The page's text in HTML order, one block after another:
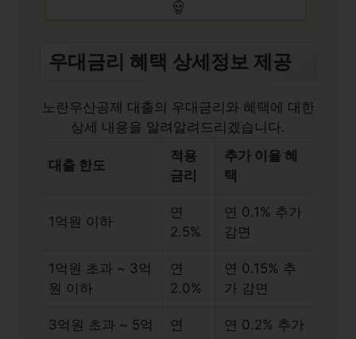
우대금리 혜택 상세정보 제공
노란우산공제 대출의 우대금리와 혜택에 대한
상세 내용을 알려알려드리겠습니다.
대출 한도
적용
금리
추가 이율 혜
택
1억원 이하
연
2.5%
연 0.1% 추가
감면
1억원 초과 ~ 3억
원 이하
연
2.0%
연 0.15% 추
가 감면
3억원 초과 ~ 5억
연
연 0.2% 추가